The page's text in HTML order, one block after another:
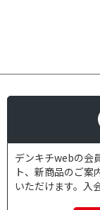
デンキチwebの会
ト、新商品のご案
いただけます。入